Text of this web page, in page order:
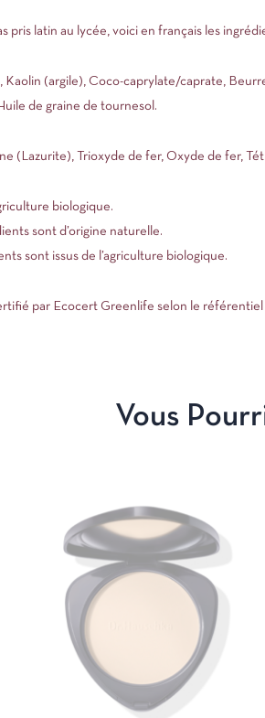
pris latin au lycée, voici en français les
Kaolin (argile), Coco-caprylate/caprate,
de graine de tournesol.
(Lazurite), Trioxyde de fer, Oxyde de fer,
biologique.
sont d’origine naturelle.
sont issus de l’agriculture biologique.
par Ecocert Greenlife selon le
Vous